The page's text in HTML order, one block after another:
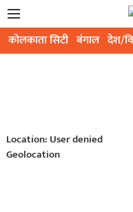
कोलकाता सिटी बंगाल देश/
Location: User denied
Geolocation